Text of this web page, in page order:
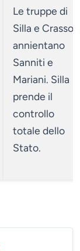
Le truppe di
Silla e Crasso
annientano
Sanniti e
Mariani. Silla
prende il
controllo
totale dello
Stato.